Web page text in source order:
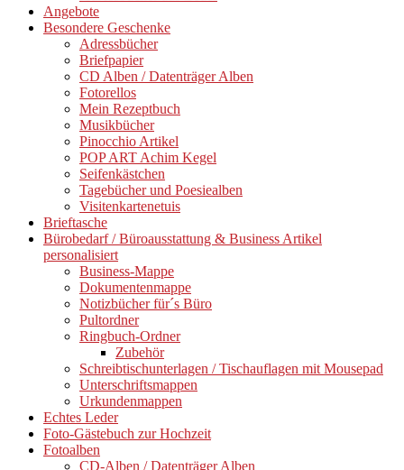
Angebote
Besondere Geschenke
Adressbücher
Briefpapier
CD Alben / Datenträger Alben
Fotorellos
Mein Rezeptbuch
Musikbücher
Pinocchio Artikel
POP ART Achim Kegel
Seifenkästchen
Tagebücher und Poesiealben
Visitenkartenetuis
Brieftasche
Bürobedarf / Büroausstattung & Business Artikel
personalisiert
Business-Mappe
Dokumentenmappe
Notizbücher für´s Büro
Pultordner
Ringbuch-Ordner
Zubehör
Schreibtischunterlagen / Tischauflagen mit Mousepad
Unterschriftsmappen
Urkundenmappen
Echtes Leder
Foto-Gästebuch zur Hochzeit
Fotoalben
CD-Alben / Datenträger Alben